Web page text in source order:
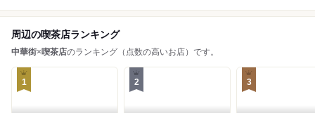
周辺の喫茶店ランキング
中華街×喫茶店のランキング（点数の高いお店）です。
1 2 3